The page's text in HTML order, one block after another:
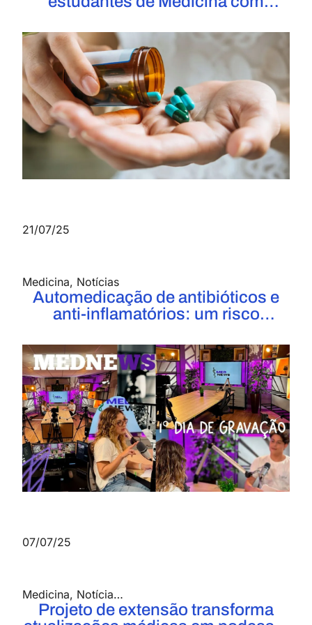
21/07/25
Medicina, Notícias
Automedicação de antibióticos e
anti-inflamatórios: um risco
07/07/25
Medicina, Notícias ,
Projeto de extensão transforma